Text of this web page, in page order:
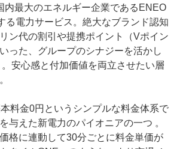
内最大のエネルギー企業であるENEO
る電力サービス。絶大なブランド認知
ン代の割引や提携ポイント（Vポイン
った、グループのシナジーを活かし
安心感と付加価値を両立させたい層
本料金0円というシンプルな料金体系で
与えた新電力のパイオニアの一つ 。
格に連動して30分ごとに料金単価が